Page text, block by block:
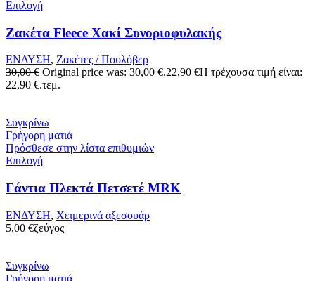
Επιλογή
Zακέτα Fleece Χακί Συνοριοφυλακής
ΕΝΔΥΣΗ, Ζακέτες / Πουλόβερ
30,00€ Original price was: 30,00 €.22,90 €Η τρέχουσα τιμή είναι:
22,90 €.τεμ.
Συγκρίνω
Γρήγορη ματιά
Πρόσθεσε στην λίστα επιθυμιών
Επιλογή
Γάντια Πλεκτά Πετσετέ MRK
ΕΝΔΥΣΗ, Χειμερινά αξεσουάρ
5,00 €ζεύγος
Συγκρίνω
Γρήγορη ματιά